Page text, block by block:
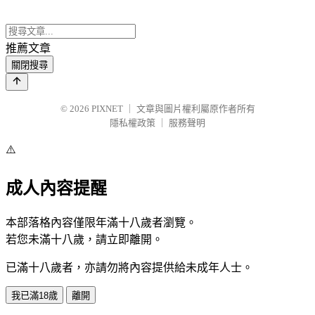
推薦文章
關閉搜尋
© 2026 PIXNET
文章與圖片權利屬原作者所有
隱私權政策
服務聲明
⚠️
成人內容提醒
本部落格內容僅限年滿十八歲者瀏覽。
若您未滿十八歲，請立即離開。
已滿十八歲者，亦請勿將內容提供給未成年人士。
我已滿18歲 離開